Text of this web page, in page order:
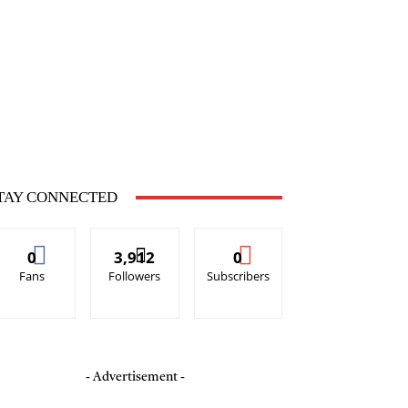
CONNECTED
0
Fans
3,912
Followers
0
Subscribers
- Advertisement -